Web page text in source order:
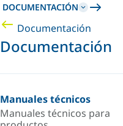
DOCUMENTACIÓN
Documentación
Documentación
Manuales técnicos
Manuales técnicos para